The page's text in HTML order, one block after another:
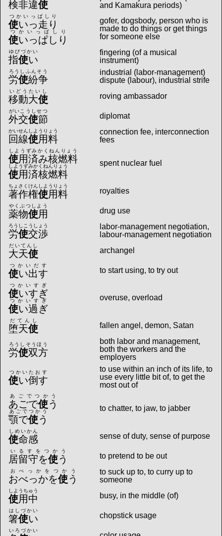
検非違使
and Kamakura periods)
使いっ走り
つかいっぱしり
使いっぱしり
つかいっぱしり
gofer, dogsbody, person who is
made to do things or get things
for someone else
指使い
ゆびづかい
fingering (of a musical
instrument)
労使紛争
ろうしふんそう
industrial (labor-management)
dispute (labour), industrial strife
移動大使
いどうたいし
roving ambassador
外交使節
がいこうしせつ
diplomat
回線使用料
かいせんしようりょう
connection fee, interconnection
fees
使用済み核燃料
しようずみかくねんりょう
使用済核燃料
しようずみかくねんりょう spent nuclear fuel
著作権使用料
ちょさくけんしようりょう
royalties
薬物使用
やくぶつしよう
drug use
労使交渉
ろうしこうしょう
labor-management negotiation,
labour-management negotiation
大天使
だいてんし
archangel
使い出す
つかいだす
to start using, to try out
使いすぎ
つかいすぎ
使い過ぎ
つかいすぎ overuse, overload
堕天使
だてんし
fallen angel, demon, Satan
労使双方
ろうしそうほう
both labor and management,
both the workers and the
employers
使い倒す
つかいたおす
to use within an inch of its life, to
use every little bit of, to get the
most out of
あごで使う
あごでつかう
顎で使う
あごでつかう to chatter, to jaw, to jabber
使命感
しめいかん
sense of duty, sense of purpose
居留守を使う
いるすをつかう
to pretend to be out
おべっかを使う
おべっかをつかう
to suck up to, to curry up to
someone
使用中
しようちゅう
busy, in the middle (of)
箸使い
はしづかい
chopstick usage
いろづかい